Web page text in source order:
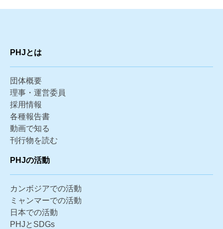
PHJとは
団体概要
理事・運営委員
採用情報
各種報告書
動画で知る
刊行物を読む
PHJの活動
カンボジアでの活動
ミャンマーでの活動
日本での活動
PHJとSDGs